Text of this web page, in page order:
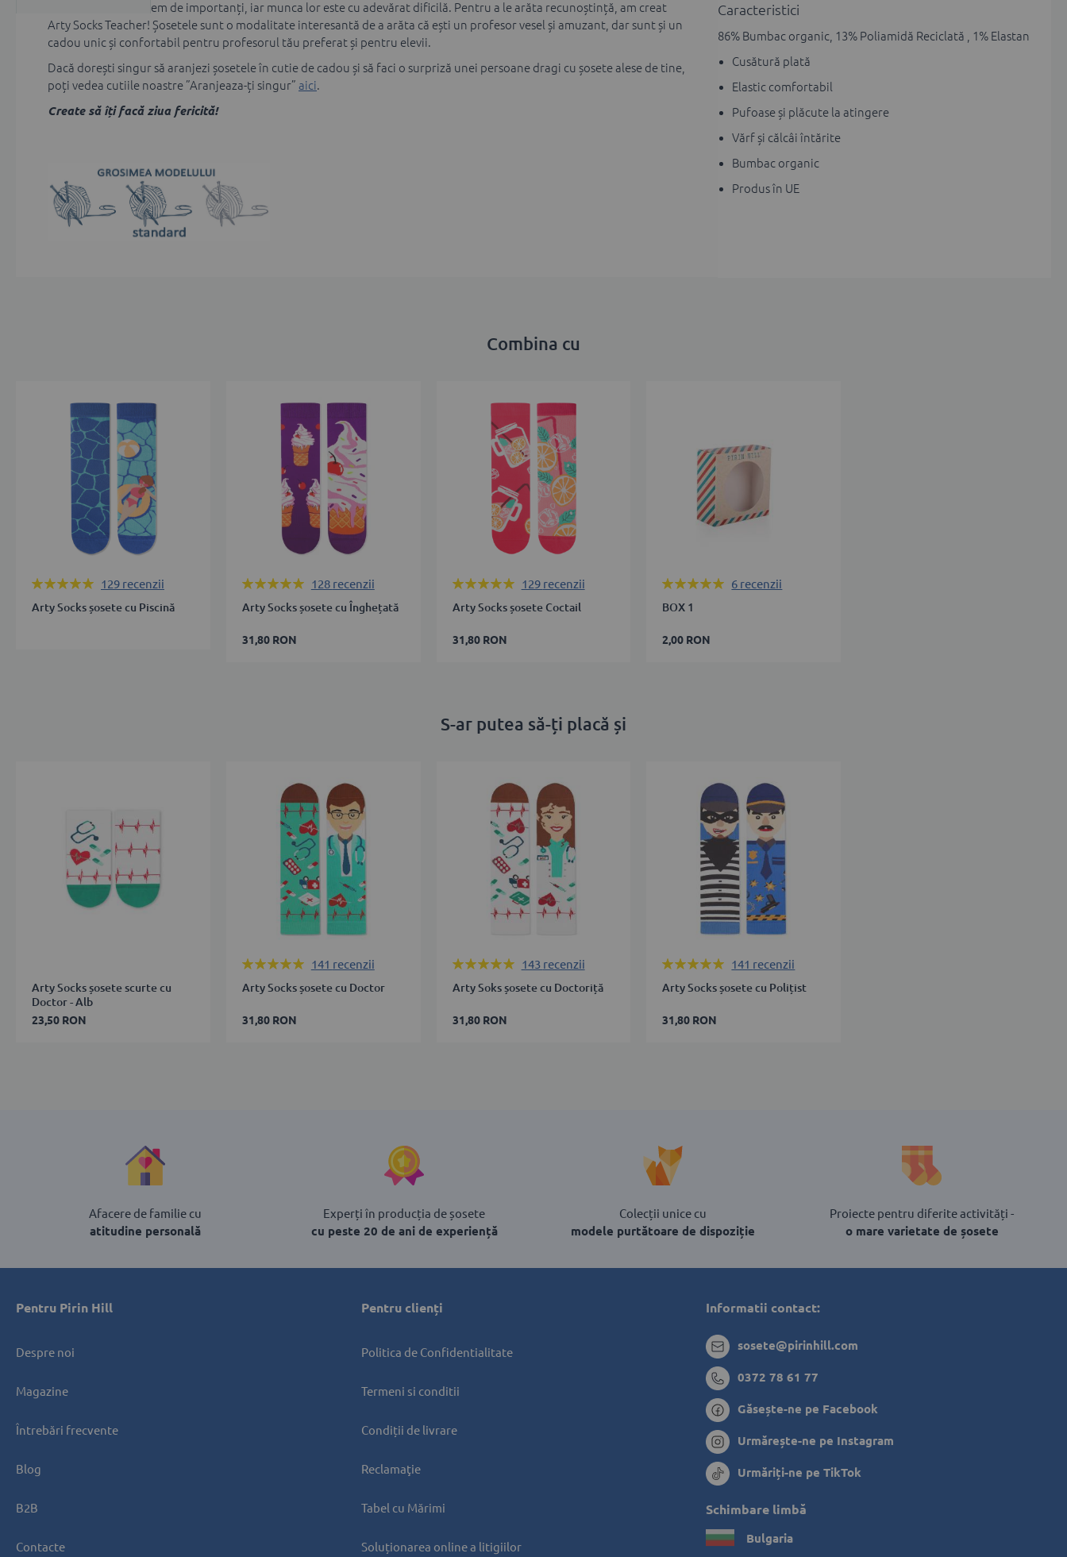
Caracteristici
86% Bumbac organic, 13% Poliamidă Reciclată , 1% Elastan
Cusătură plată
Elastic comfortabil
Pufoase și plăcute la atingere
Vărf și călcâi întărite
Bumbac organic
Produs în UE
Profesorii sunt extrem de importanți, iar munca lor este cu adevărat dificilă. Pentru a le arăta recunoștință, am creat
Arty Socks Teacher! Șosetele sunt o modalitate interesantă de a arăta că ești un profesor vesel și amuzant, dar sunt și un
cadou unic și confortabil pentru profesorul tău preferat și pentru elevii.
Dacă dorești singur să aranjezi șosetele în cutie de cadou și să faci o surpriză unei persoane dragi cu șosete alese de tine,
poți vedea cutiile noastre ”Aranjeaza-ți singur” aici.
Create să îți facă ziua fericită!
Combina cu
Rating:
129 recenzii
Arty Socks șosete cu Piscină
Rating:
128 recenzii
Arty Socks șosete cu Înghețată
31,80 RON
Rating:
129 recenzii
Arty Socks șosete Coctail
31,80 RON
Rating:
6 recenzii
BOX 1
2,00 RON
S-ar putea să-ți placă și
Arty Socks șosete scurte cu
Doctor - Alb
23,50 RON
Rating:
141 recenzii
Arty Socks șosete cu Doctor
31,80 RON
Rating:
143 recenzii
Arty Soks șosete cu Doctoriță
31,80 RON
Rating:
141 recenzii
Arty Socks șosete cu Polițist
31,80 RON
Afacere de familie cu
atitudine personală
Experți în producția de șosete
cu peste 20 de ani de experiență
Colecții unice cu
modele purtătoare de dispoziție
Proiecte pentru diferite activități -
o mare varietate de șosete
Pentru Pirin Hill
Despre noi
Magazine
Întrebări frecvente
Blog
B2B
Contacte
Pentru clienți
Politica de Confidentialitate
Termeni si conditii
Condiții de livrare
Reclamaţie
Tabel cu Mărimi
Soluționarea online a litigiilor
Informatii contact:
sosete@pirinhill.com
0372 78 61 77
Găsește-ne pe Facebook
Urmărește-ne pe Instagram
Urmăriți-ne pe TikTok
Schimbare limbă
Bulgaria